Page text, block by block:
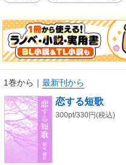
1巻から ｜ 最新刊から
恋する短歌
300pt/330円(税込)